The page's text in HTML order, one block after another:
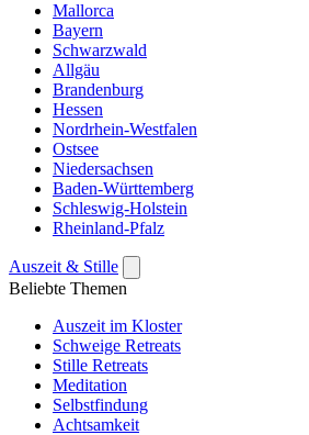
Mallorca
Bayern
Schwarzwald
Allgäu
Brandenburg
Hessen
Nordrhein-Westfalen
Ostsee
Niedersachsen
Baden-Württemberg
Schleswig-Holstein
Rheinland-Pfalz
Auszeit & Stille
Beliebte Themen
Auszeit im Kloster
Schweige Retreats
Stille Retreats
Meditation
Selbstfindung
Achtsamkeit